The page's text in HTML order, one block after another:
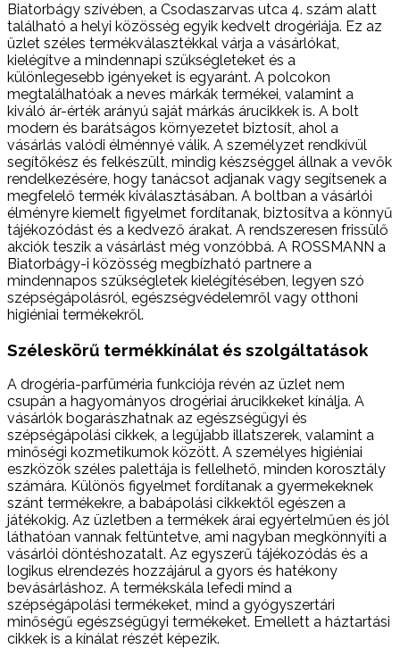
Biatorbágy szívében, a Csodaszarvas utca 4. szám alatt
található a helyi közösség egyik kedvelt drogériája. Ez az
üzlet széles termékválasztékkal várja a vásárlókat,
kielégítve a mindennapi szükségleteket és a
különlegesebb igényeket is egyaránt. A polcokon
megtalálhatóak a neves márkák termékei, valamint a
kiváló ár-érték arányú saját márkás árucikkek is. A bolt
modern és barátságos környezetet biztosít, ahol a
vásárlás valódi élménnyé válik. A személyzet rendkívül
segítőkész és felkészült, mindig készséggel állnak a vevők
rendelkezésére, hogy tanácsot adjanak vagy segítsenek a
megfelelő termék kiválasztásában. A boltban a vásárlói
élményre kiemelt figyelmet fordítanak, biztosítva a könnyű
tájékozódást és a kedvező árakat. A rendszeresen frissülő
akciók teszik a vásárlást még vonzóbbá. A ROSSMANN a
Biatorbágy-i közösség megbízható partnere a
mindennapos szükségletek kielégítésében, legyen szó
szépségápolásról, egészségvédelemről vagy otthoni
higiéniai termékekről.
Széleskörű termékkínálat és szolgáltatások
A drogéria-parfüméria funkciója révén az üzlet nem
csupán a hagyományos drogériai árucikkeket kínálja. A
vásárlók bogarászhatnak az egészségügyi és
szépségápolási cikkek, a legújabb illatszerek, valamint a
minőségi kozmetikumok között. A személyes higiéniai
eszközök széles palettája is fellelhető, minden korosztály
számára. Különös figyelmet fordítanak a gyermekeknek
szánt termékekre, a babápolási cikkektől egészen a
játékokig. Az üzletben a termékek árai egyértelműen és jól
láthatóan vannak feltüntetve, ami nagyban megkönnyíti a
vásárlói döntéshozatalt. Az egyszerű tájékozódás és a
logikus elrendezés hozzájárul a gyors és hatékony
bevásárláshoz. A termékskála lefedi mind a
szépségápolási termékeket, mind a gyógyszertári
minőségű egészségügyi termékeket. Emellett a háztartási
cikkek is a kínálat részét képezik.